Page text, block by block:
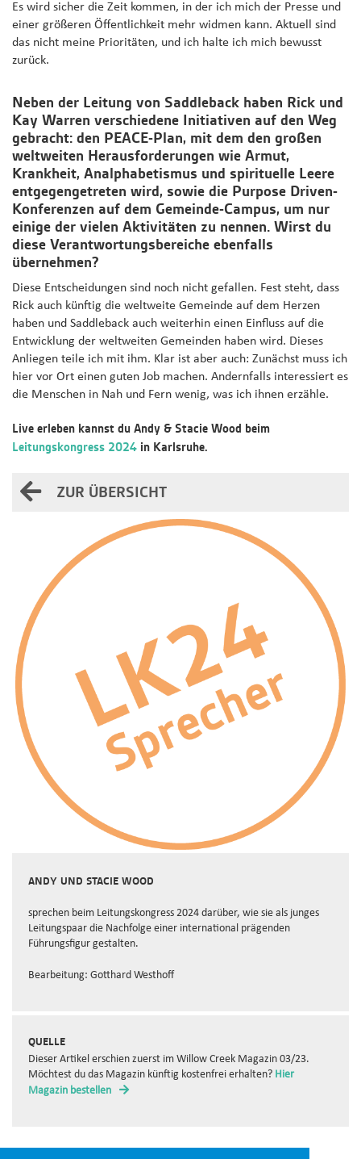
ZUR ÜBERSICHT
ANDY UND STACIE WOOD
sprechen beim Leitungskongress 2024 darüber, wie sie als junges
Leitungspaar die Nachfolge einer international prägenden
Führungsfigur gestalten.
Bearbeitung: Gotthard Westhoff
QUELLE
Dieser Artikel erschien zuerst im Willow Creek Magazin 03/23.
Möchtest du das Magazin künftig kostenfrei erhalten? Hier
Magazin bestellen
Es wird sicher die Zeit kommen, in der ich mich der Presse und
einer größeren Öffentlichkeit mehr widmen kann. Aktuell sind
das nicht meine Prioritäten, und ich halte ich mich bewusst
zurück.
Neben der Leitung von Saddleback haben Rick und
Kay Warren verschiedene Initiativen auf den Weg
gebracht: den PEACE-Plan, mit dem den großen
weltweiten Herausforderungen wie Armut,
Krankheit, Analphabetismus und spirituelle Leere
entgegengetreten wird, sowie die Purpose Driven-
Konferenzen auf dem Gemeinde-Campus, um nur
einige der vielen Aktivitäten zu nennen. Wirst du
diese Verantwortungsbereiche ebenfalls
übernehmen?
Diese Entscheidungen sind noch nicht gefallen. Fest steht, dass
Rick auch künftig die weltweite Gemeinde auf dem Herzen
haben und Saddleback auch weiterhin einen Einfluss auf die
Entwicklung der weltweiten Gemeinden haben wird. Dieses
Anliegen teile ich mit ihm. Klar ist aber auch: Zunächst muss ich
hier vor Ort einen guten Job machen. Andernfalls interessiert es
die Menschen in Nah und Fern wenig, was ich ihnen erzähle.
Live erleben kannst du Andy & Stacie Wood beim
Leitungskongress 2024 in Karlsruhe.